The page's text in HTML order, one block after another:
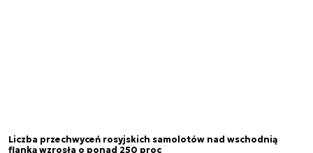
Liczba przechwyceń rosyjskich samolotów nad wschodnią
flanką wzrosła o ponad 250 proc